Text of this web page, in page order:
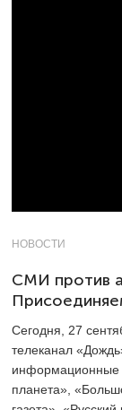
НОВОСТИ
СМИ против
Сегодня, 27
телеканал
информационные
планета»,